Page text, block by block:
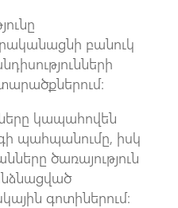
բանուկ
կապահովեն
պահպանումը, իսկ
ծառայություն
գոտիներում։